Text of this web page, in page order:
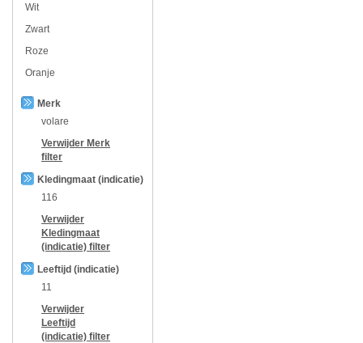
Wit
Zwart
Roze
Oranje
Merk
volare
Verwijder Merk
filter
Kledingmaat (indicatie)
116
Verwijder
Kledingmaat
(indicatie) filter
Leeftijd (indicatie)
11
Verwijder
Leeftijd
(indicatie) filter